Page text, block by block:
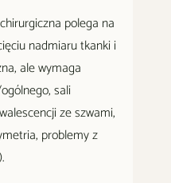
polega na
nadmiaru tkanki i
ale wymaga
sali
ze szwami,
problemy z